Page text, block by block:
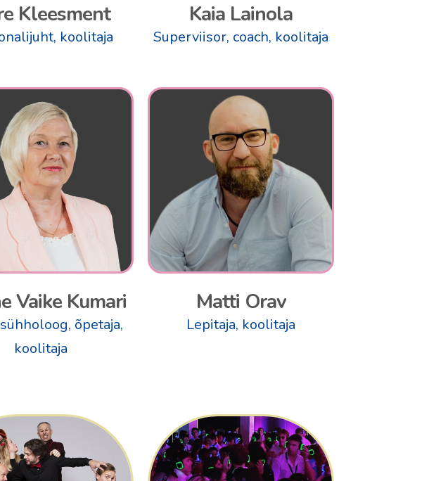
Kleesment
koolitaja
Kaia Lainola
Superviisor, coach, koolitaja
Vaike Kumari
õpetaja,
koolitaja
Matti Orav
Lepitaja, koolitaja